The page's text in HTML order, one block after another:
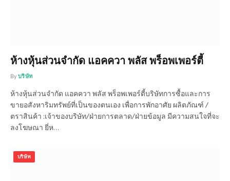
ห้างหุ้นส่วนจำกัด แอคควา พลัส พร็อพเพอร์ตี้
By บริษัท
ห้างหุ้นส่วนจำกัด แอคควา พลัส พร็อพเพอร์ตี้บริษัทการซื้อและการ
ขายอสังหาริมทรัพย์ที่เป็นของตนเอง เพื่อการพักอาศัย ผลิตภัณฑ์ /
ตราสินค้า :เจ้าของบริษัท/ฝ่ายการตลาด/ฝ่ายข้อมูล มีความสนใจที่จะ
ลงโฆษณา ยี่ห…
บริษัท